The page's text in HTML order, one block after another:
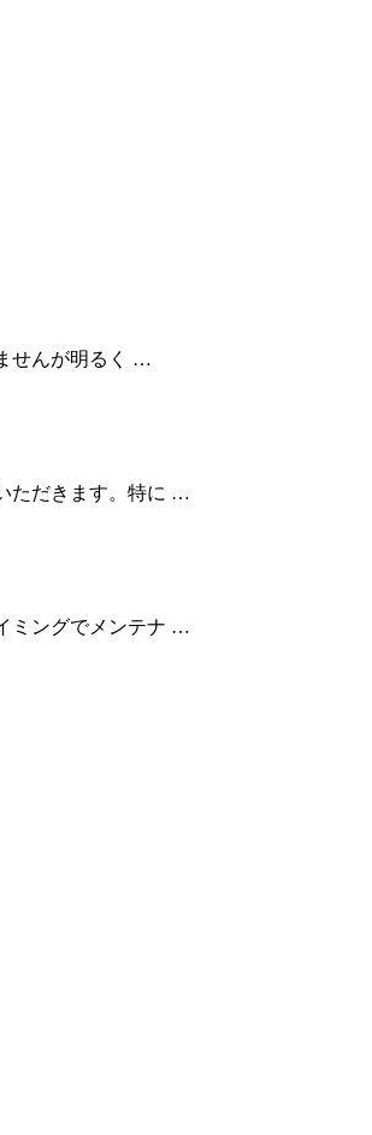
せんが明るく …
ただきます。特に …
ミングでメンテナ …